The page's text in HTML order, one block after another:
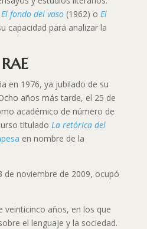
El fondo del vaso (1962) oEl
capacidad para analizar la
en 1976, ya jubilado de su
años más tarde, el 25 de
académico de número de
tituladoLa retórica del
en nombre de la
de noviembre de 2009, ocupó
veinticinco años, en los que
el lenguaje y la sociedad.